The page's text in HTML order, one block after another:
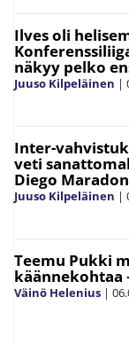
Ilves oli
näkyy pelko
Juuso Kilpeläinen |
Inter-
veti
Diego
Juuso Kilpeläinen |
Teemu Pukki
käännekohtaa
Väinö Helenius |